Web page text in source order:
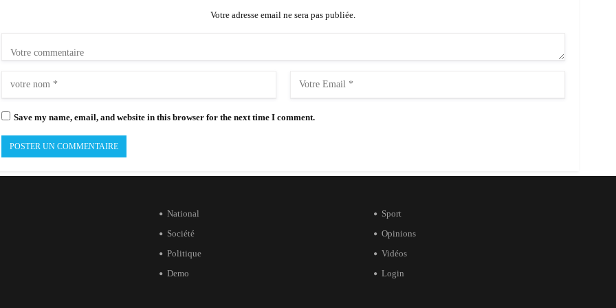
Votre adresse email ne sera pas publiée.
Save my name, email, and website in this browser for the next time I comment.
National
Société
Politique
Demo
Sport
Opinions
Vidéos
Login